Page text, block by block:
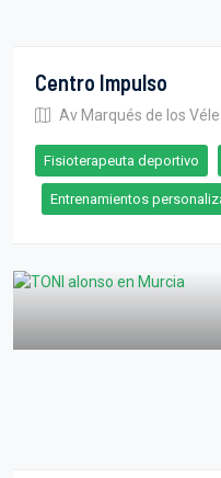
Centro Impulso
Av Marqués de los
Fisioterapeuta deportivo
Entrenamientos